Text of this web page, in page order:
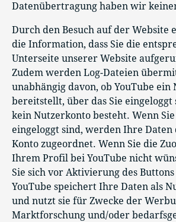
Datenübertragung haben wir
Durch den Besuch auf der Website
die Information, dass Sie die
Unterseite unserer Website
Zudem werden Log-Dateien
unabhängig davon, ob YouTube ein
bereitstellt, über das Sie eingeloggt
kein Nutzerkonto besteht. Wenn Sie
eingeloggt sind, werden Ihre
Konto zugeordnet. Wenn Sie die
Ihrem Profil bei YouTube nicht
Sie sich vor Aktivierung des Buttons
YouTube speichert Ihre Daten als
und nutzt sie für Zwecke der
Marktforschung und/oder